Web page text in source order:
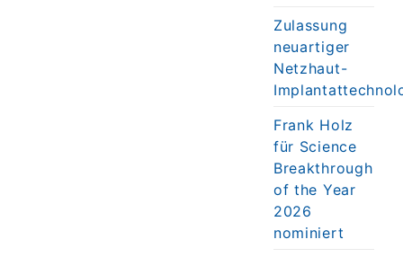
Zulassung
neuartiger
Netzhaut-
Frank Holz
für Science
Breakthrough
of the Year
2026
nominiert